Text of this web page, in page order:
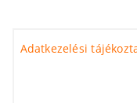
Adatkezelési